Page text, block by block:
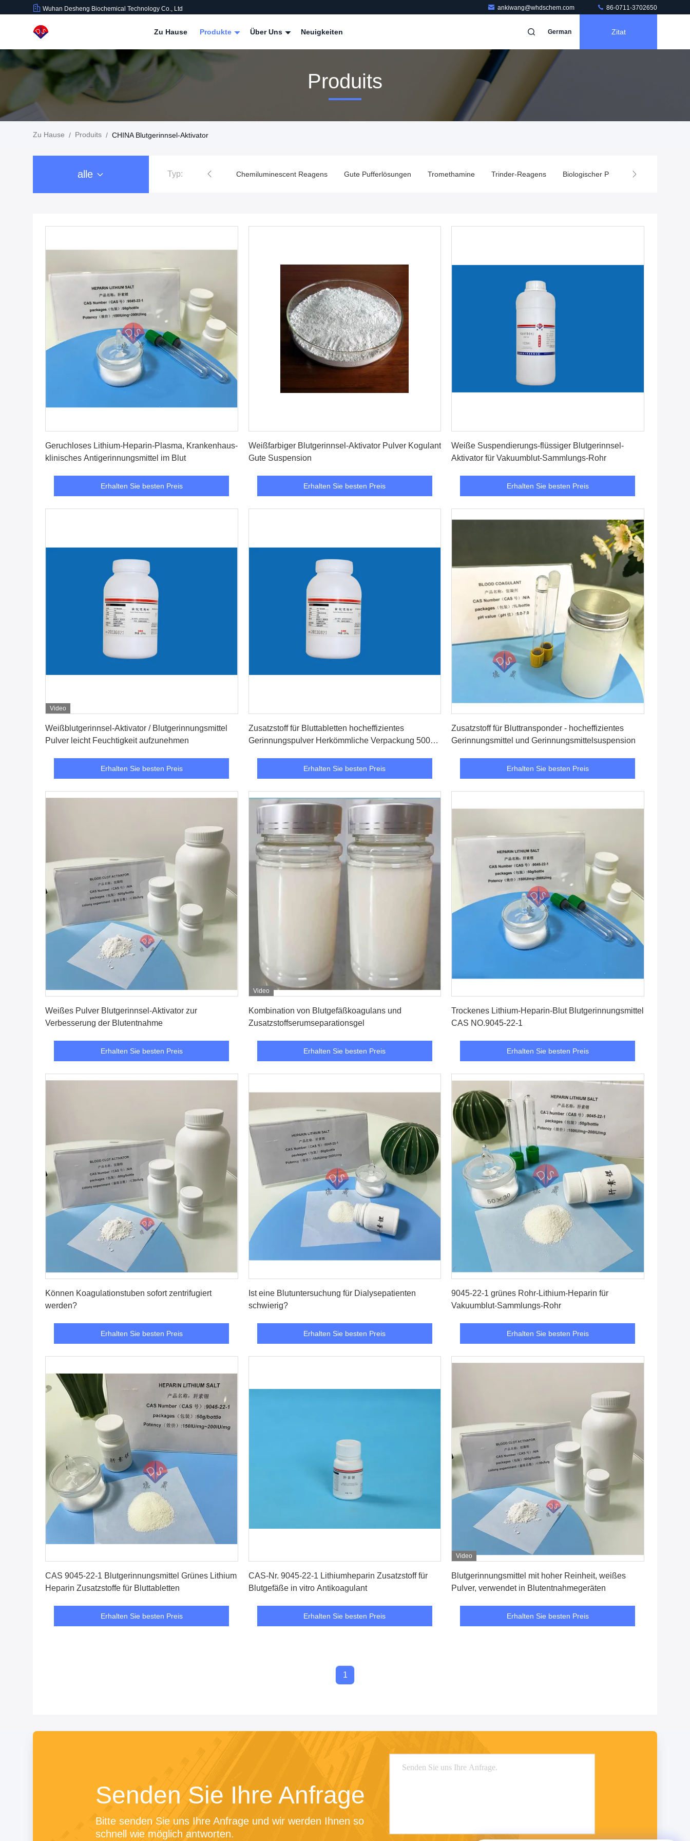
Wuhan Desheng Biochemical Technology Co., Ltd ankiwang@whdschem.com 86-0711-3702650
Zu Hause Produkte Über Uns Neuigkeiten German Zitat
Produits
Zu Hause / Produits / CHINA Blutgerinnsel-Aktivator
alle Typ:
Blut-Sammlungs-Rohr-Zusätze Chemiluminescent Reagens Gute Pufferlösungen Tromethamine Trinder-Reagens Biologischer Puffer
Geruchloses Lithium-Heparin-Plasma, Krankenhaus-
klinisches Antigerinnungsmittel im Blut
Erhalten Sie besten Preis
Weißfarbiger Blutgerinnsel-Aktivator Pulver Kogulant
Gute Suspension
Erhalten Sie besten Preis
Weiße Suspendierungs-flüssiger Blutgerinnsel-
Aktivator für Vakuumblut-Sammlungs-Rohr
Erhalten Sie besten Preis
Video
Weißblutgerinnsel-Aktivator / Blutgerinnungsmittel
Pulver leicht Feuchtigkeit aufzunehmen
Erhalten Sie besten Preis
Zusatzstoff für Bluttabletten hocheffizientes
Gerinnungspulver Herkömmliche Verpackung 500
Erhalten Sie besten Preis
Zusatzstoff für Bluttransponder - hocheffizientes
Gerinnungsmittel und Gerinnungsmittelsuspension
Erhalten Sie besten Preis
Weißes Pulver Blutgerinnsel-Aktivator zur
Verbesserung der Blutentnahme
Erhalten Sie besten Preis
Video
Kombination von Blutgefäßkoagulans und
Zusatzstoffserumseparationsgel
Erhalten Sie besten Preis
Trockenes Lithium-Heparin-Blut Blutgerinnungsmittel
CAS NO.9045-22-1
Erhalten Sie besten Preis
Können Koagulationstuben sofort zentrifugiert
werden?
Erhalten Sie besten Preis
Ist eine Blutuntersuchung für Dialysepatienten
schwierig?
Erhalten Sie besten Preis
9045-22-1 grünes Rohr-Lithium-Heparin für
Vakuumblut-Sammlungs-Rohr
Erhalten Sie besten Preis
CAS 9045-22-1 Blutgerinnungsmittel Grünes Lithium
Heparin Zusatzstoffe für Bluttabletten
Erhalten Sie besten Preis
CAS-Nr. 9045-22-1 Lithiumheparin Zusatzstoff für
Blutgefäße in vitro Antikoagulant
Erhalten Sie besten Preis
Video
Blutgerinnungsmittel mit hoher Reinheit, weißes
Pulver, verwendet in Blutentnahmegeräten
Erhalten Sie besten Preis
1
Senden Sie Ihre Anfrage
Bitte senden Sie uns Ihre Anfrage und wir werden Ihnen so
schnell wie möglich antworten.